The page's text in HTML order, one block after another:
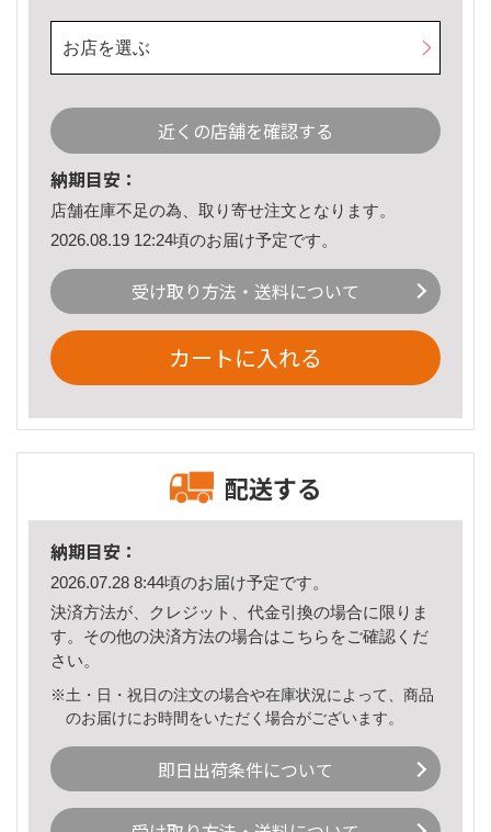
お店を選ぶ
近くの店舗を確認する
納期目安：
店舗在庫不足の為、取り寄せ注文となります。
2026.08.19 12:24頃のお届け予定です。
受け取り方法・送料について
カートに入れる
配送する
納期目安：
2026.07.28 8:44頃のお届け予定です。
決済方法が、クレジット、代金引換の場合に限りま
す。その他の決済方法の場合はこちら をご確認くだ
さい。
※土・日・祝日の注文の場合や在庫状況によって、商品
のお届けにお時間をいただく場合がございます。
即日出荷条件について